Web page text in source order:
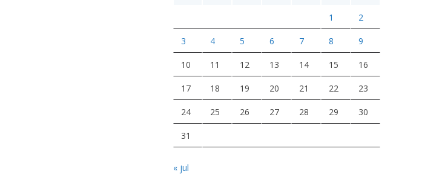
1 2
3 4 5 6 7 8 9
10 11 12 13 14 15 16
17 18 19 20 21 22 23
24 25 26 27 28 29 30
31
« jul